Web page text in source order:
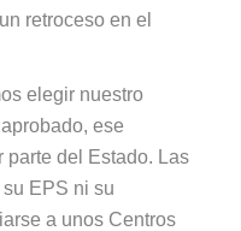
retroceso en el
elegir nuestro
ese
parte del Estado. Las
EPS ni su
a unos Centros